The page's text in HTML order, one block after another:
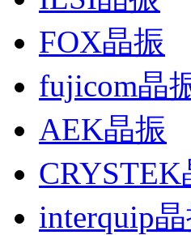
FOX晶振
fujicom晶
AEK晶振
CRYSTEK
interquip